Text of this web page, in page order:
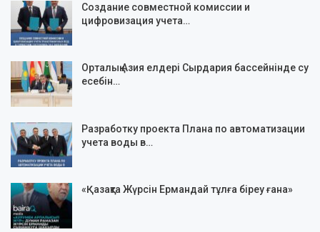
Создание совместной комиссии и
цифровизация учета…
Орталық Азия елдері Сырдария бассейнінде су
есебін…
Разработку проекта Плана по автоматизации
учета воды в…
«Қазақта Жүрсін Ермандай тұлға біреу ғана»